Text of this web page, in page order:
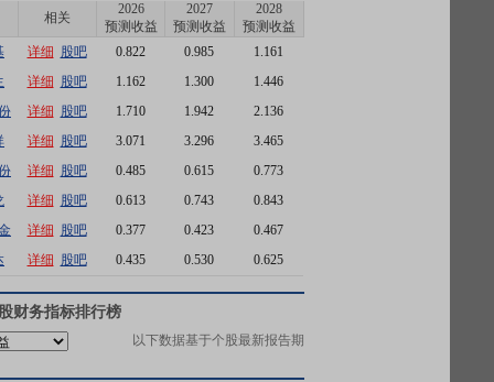
相关
2026
预测收益
2027
预测收益
2028
预测收益
详细 股吧 0.822 0.985
1.161
详细 股吧 1.162 1.300
1.446
详细 股吧 1.710 1.942
2.136
详细 股吧 3.071 3.296
3.465
详细 股吧 0.485 0.615
0.773
详细 股吧 0.613 0.743
0.843
详细 股吧 0.377 0.423
0.467
详细 股吧 0.435 0.530 0.625
财务指标排行榜
以下数据基于个股最新报告期